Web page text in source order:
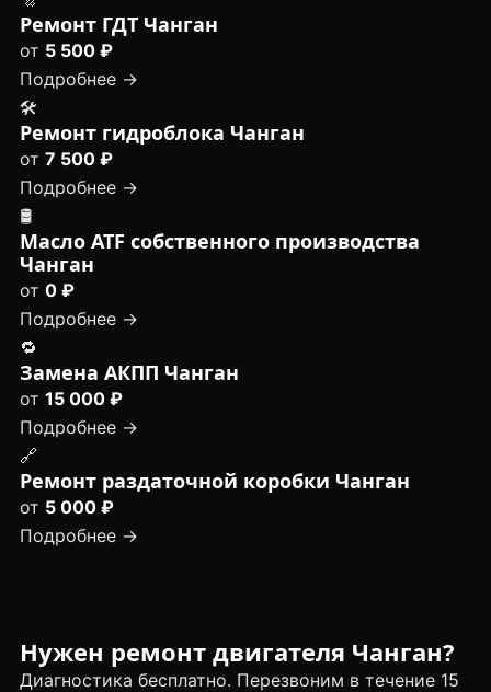
Ремонт ГДТ Чанган
от 5 500 ₽
Подробнее →
🛠️
Ремонт гидроблока Чанган
от 7 500 ₽
Подробнее →
🛢
Масло ATF собственного производства
Чанган
от 0 ₽
Подробнее →
🔁
Замена АКПП Чанган
от 15 000 ₽
Подробнее →
🔗
Ремонт раздаточной коробки Чанган
от 5 000 ₽
Подробнее →
Нужен ремонт двигателя Чанган?
Диагностика бесплатно. Перезвоним в течение 15